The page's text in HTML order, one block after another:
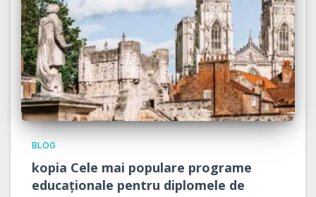
BLOG
kopia Cele mai populare programe
educaționale pentru diplomele de